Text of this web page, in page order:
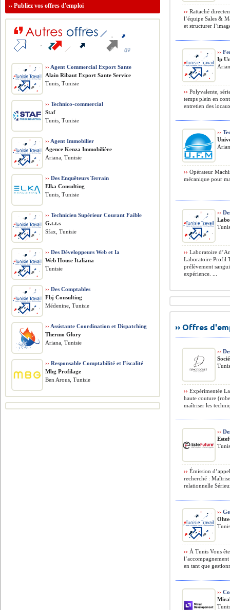
›› Rattaché
l’équipe Sales &
et structurer
››
Ip
›› Polyvalente,
temps plein en
entretien des
››
›› Opérateur
mécanique pour
››
›› Laboratoire
Laboratoire Profil
prélèvement
expérience. ...
›› Offres
››
›› Expérimentée
haute couture
maîtriser les
››
›› Émission
recherché :
relationnelle
››
›› À Tunis Vous
en tant que
››
››Publiez vos offres d'emploi
›› Agent Commercial Export Sante
Alain Ribaut Export Sante Service
Tunis, Tunisie
›› Technico-commercial
Staf
Tunis, Tunisie
›› Agent Immobilier
Agence Kenza Immobilière
Ariana, Tunisie
›› Des Enquêteurs Terrain
Elka Consulting
Tunis, Tunisie
›› Technicien Supérieur Courant Faible
G.t.t.s
Sfax, Tunisie
›› Des Développeurs Web et Ia
Web House Italiana
Tunisie
›› Des Comptables
Fbj Consulting
Médenine, Tunisie
›› Assistante Coordination et Dispatching
Thermo Glory
Ariana, Tunisie
›› Responsable Comptabilité et Fiscalité
Mbg Profilage
Ben Arous, Tunisie